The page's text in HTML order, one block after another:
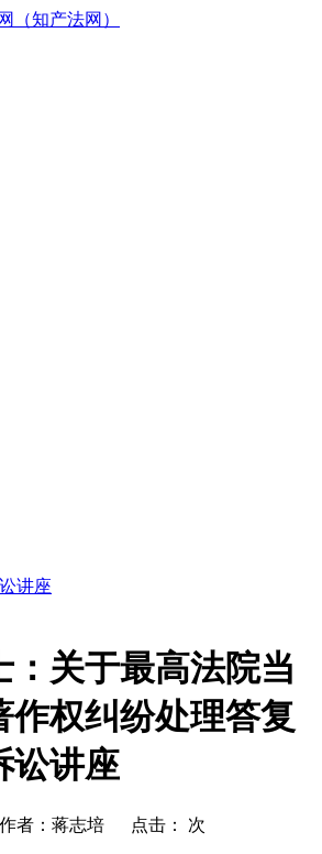
讲座
：关于最高法院当
作权纠纷处理答复
讼讲座
者：蒋志培 点击： 次